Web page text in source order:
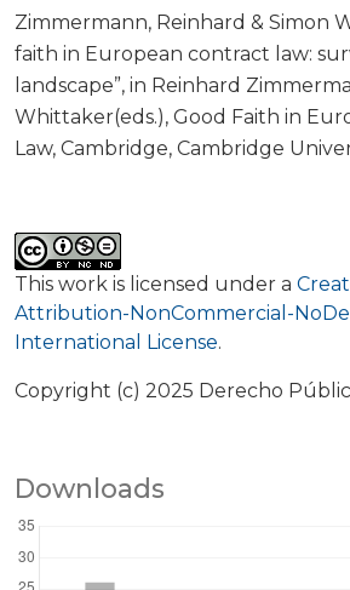
This work is licensed under a
Attribution-NonCommercial-
International License.
Copyright (c) 2025 Derecho
Downloads
Zimmermann, Reinhard & Simon
faith in European contract law:
landscape”, in Reinhard
Whittaker(eds.), Good Faith in
Law, Cambridge, Cambridge